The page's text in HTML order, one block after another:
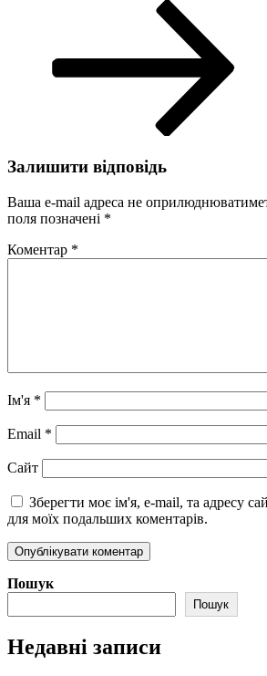
Залишити відповідь
Ваша e-mail адреса не
поля позначені *
Коментар *
Ім'я *
Email *
Сайт
Зберегти моє ім'я, e-mail, та адресу
для моїх подальших коментарів.
Пошук
Пошук
Недавні записи